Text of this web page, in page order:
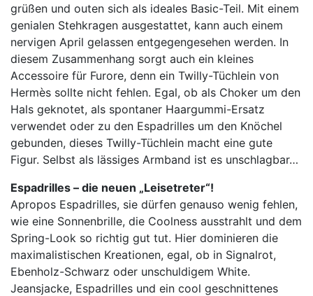
grüßen und outen sich als ideales Basic-Teil. Mit einem
genialen Stehkragen ausgestattet, kann auch einem
nervigen April gelassen entgegengesehen werden. In
diesem Zusammenhang sorgt auch ein kleines
Accessoire für Furore, denn ein Twilly-Tüchlein von
Hermès sollte nicht fehlen. Egal, ob als Choker um den
Hals geknotet, als spontaner Haargummi-Ersatz
verwendet oder zu den Espadrilles um den Knöchel
gebunden, dieses Twilly-Tüchlein macht eine gute
Figur. Selbst als lässiges Armband ist es unschlagbar…
Espadrilles – die neuen „Leisetreter“!
Apropos Espadrilles, sie dürfen genauso wenig fehlen,
wie eine Sonnenbrille, die Coolness ausstrahlt und dem
Spring-Look so richtig gut tut. Hier dominieren die
maximalistischen Kreationen, egal, ob in Signalrot,
Ebenholz-Schwarz oder unschuldigem White.
Jeansjacke, Espadrilles und ein cool geschnittenes